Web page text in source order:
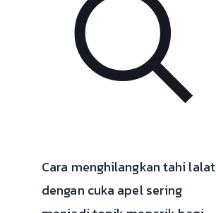
Cara menghilangkan tahi lalat
dengan cuka apel sering